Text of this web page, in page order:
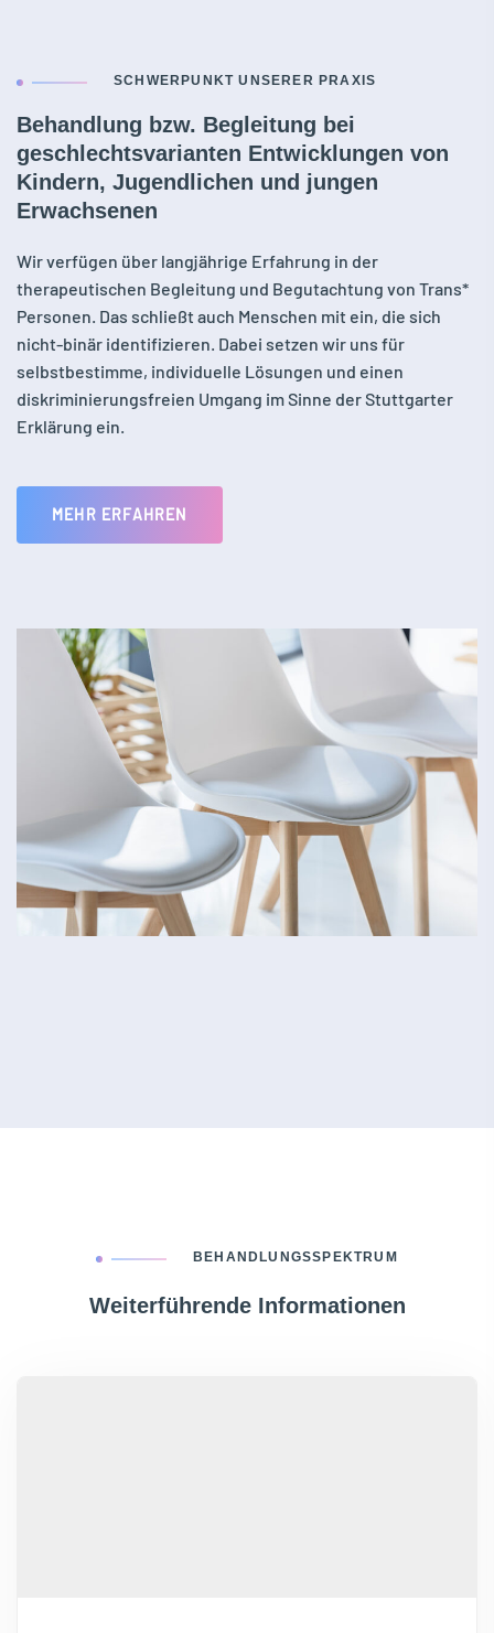
SCHWERPUNKT UNSERER PRAXIS
Behandlung bzw. Begleitung bei
geschlechtsvarianten Entwicklungen von
Kindern, Jugendlichen und jungen
Erwachsenen
Wir verfügen über langjährige Erfahrung in der
therapeutischen Begleitung und Begutachtung von Trans*
Personen. Das schließt auch Menschen mit ein, die sich
nicht-binär identifizieren. Dabei setzen wir uns für
selbstbestimme, individuelle Lösungen und einen
diskriminierungsfreien Umgang im Sinne der Stuttgarter
Erklärung ein.
MEHR ERFAHREN
BEHANDLUNGSSPEKTRUM
Weiterführende Informationen